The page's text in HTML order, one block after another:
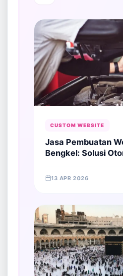
CUSTOM WEBSITE
Jasa Pembuatan
Bengkel: Solusi
13 APR 2026